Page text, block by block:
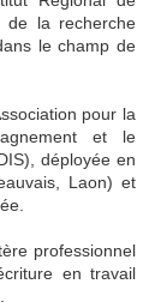
de la recherche
le champ de
pour la
et le
déployée en
Laon) et
professionnel
en travail